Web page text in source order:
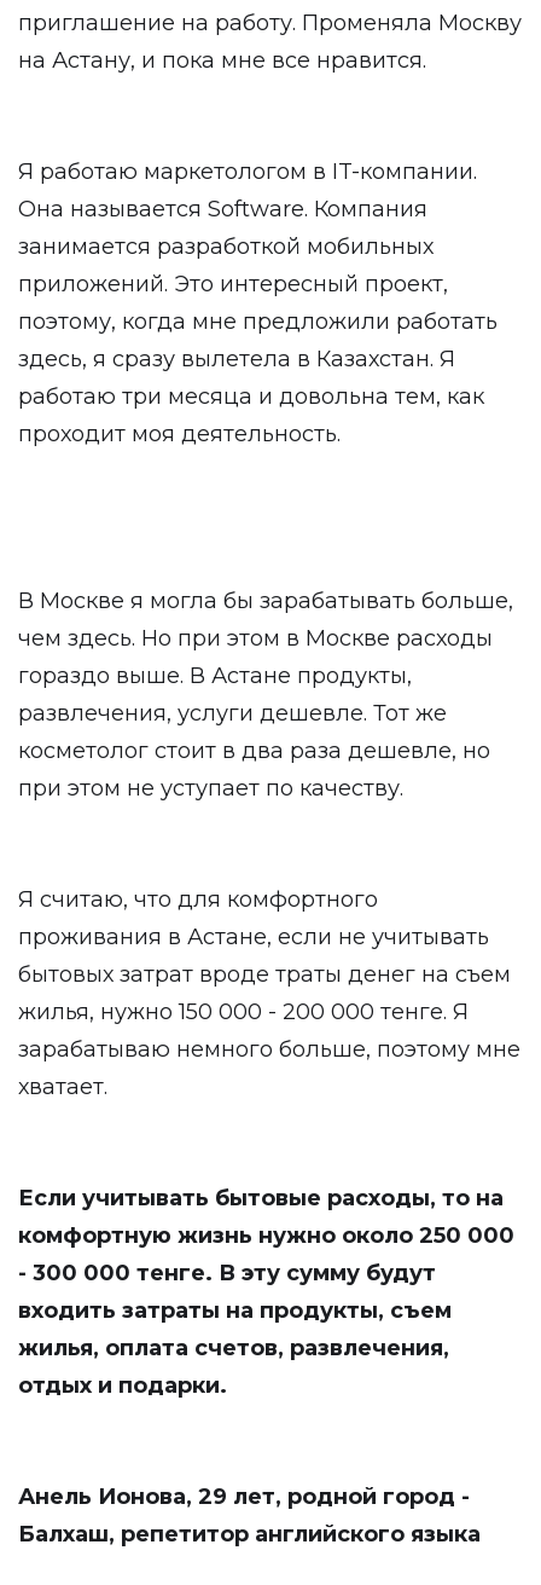
приглашение на работу. Променяла Москву
на Астану, и пока мне все нравится.
Я работаю маркетологом в IT-компании.
Она называется Software. Компания
занимается разработкой мобильных
приложений. Это интересный проект,
поэтому, когда мне предложили работать
здесь, я сразу вылетела в Казахстан. Я
работаю три месяца и довольна тем, как
проходит моя деятельность.
В Москве я могла бы зарабатывать больше,
чем здесь. Но при этом в Москве расходы
гораздо выше. В Астане продукты,
развлечения, услуги дешевле. Тот же
косметолог стоит в два раза дешевле, но
при этом не уступает по качеству.
Я считаю, что для комфортного
проживания в Астане, если не учитывать
бытовых затрат вроде траты денег на съем
жилья, нужно 150 000 - 200 000 тенге. Я
зарабатываю немного больше, поэтому мне
хватает.
Если учитывать бытовые расходы, то на
комфортную жизнь нужно около 250 000
- 300 000 тенге. В эту сумму будут
входить затраты на продукты, съем
жилья, оплата счетов, развлечения,
отдых и подарки.
Анель Ионова, 29 лет, родной город -
Балхаш, репетитор английского языка